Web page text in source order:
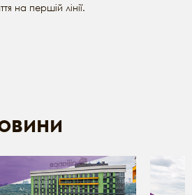
на першій лінії.